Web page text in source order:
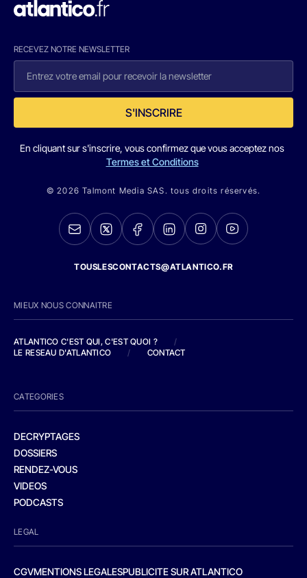
RECEVEZ NOTRE NEWSLETTER
S'INSCRIRE
En cliquant sur s'inscrire, vous confirmez que vous acceptez nos
Termes et Conditions
© 2026 Talmont Media SAS. tous droits réservés.
TOUSLESCONTACTS@ATLANTICO.FR
MIEUX NOUS CONNAITRE
ATLANTICO C'EST QUI, C'EST QUOI ?
/
LE RESEAU D'ATLANTICO
/ CONTACT
CATEGORIES
DECRYPTAGES
DOSSIERS
RENDEZ-VOUS
VIDEOS
PODCASTS
LEGAL
CGVMENTIONS LEGALESPUBLICITE SUR ATLANTICO